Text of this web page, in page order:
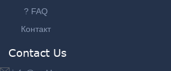
? FAQ
Контакт
Contact Us